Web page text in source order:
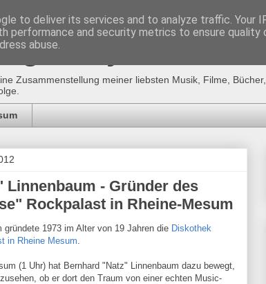
"MyFavourites"
Zusammenstellung meiner liebsten Musik, Filme,
Linnenbaum - Gründer des
Rockpalast in Rheine-Mesum
gründete 1973 im Alter von 19 Jahren die Diskothek
in Rheine Mesum
(1 Uhr) hat Bernhard "Natz" Linnenbaum dazu bewegt,
ob er dort den Traum von einer echten Music-
to deliver its services and to analyze traffic. Your
performance and security metrics to ensure quality
abuse.